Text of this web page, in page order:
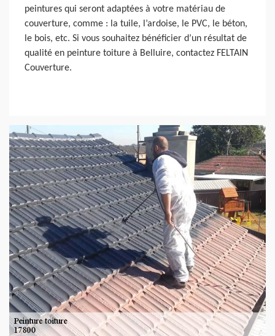
peintures qui seront adaptées à votre matériau de
couverture, comme : la tuile, l’ardoise, le PVC, le béton,
le bois, etc. Si vous souhaitez bénéficier d’un résultat de
qualité en peinture toiture à Belluire, contactez FELTAIN
Couverture.